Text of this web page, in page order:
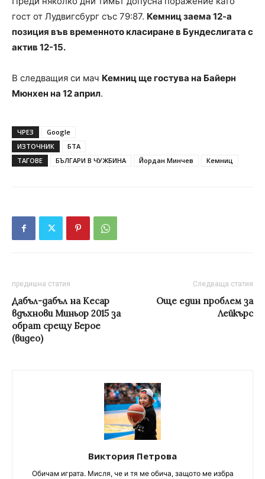
гост от Лудвигсбург със 79:87. Кемниц заема 12-а
позиция във временното класиране в Бундеслигата с
актив 12-15.
В следващия си мач Кемниц ще гостува на Байерн
Мюнхен на 12 април.
ЧРЕЗ
Google
ИЗТОЧНИК
БТА
ТАГОВЕ
БЪЛГАРИ В ЧУЖБИНА Йордан Минчев Кемниц
предишна статия
Дабъл-дабъл на Кесар
вдъхнови Миньор 2015 за
обрат срещу Берое
(видео)
Следваща статия
Още един проблем за
Лейкърс
Виктория Петрова
Обичам играта. Мисля, че и тя ме обича, защото ме избра